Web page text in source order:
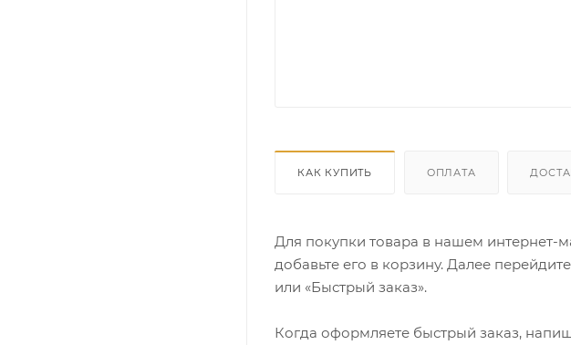
КАК КУПИТЬ ОПЛАТА
Для покупки товара в нашем интернет-
добавьте его в корзину. Далее
или «Быстрый заказ».
Когда оформляете быстрый заказ,